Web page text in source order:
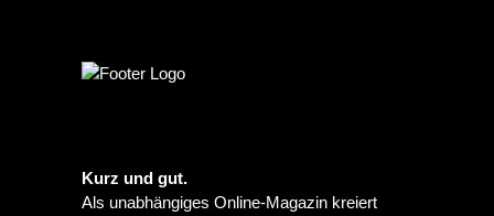
Kurz und gut.
Als unabhängiges Online-Magazin kreiert